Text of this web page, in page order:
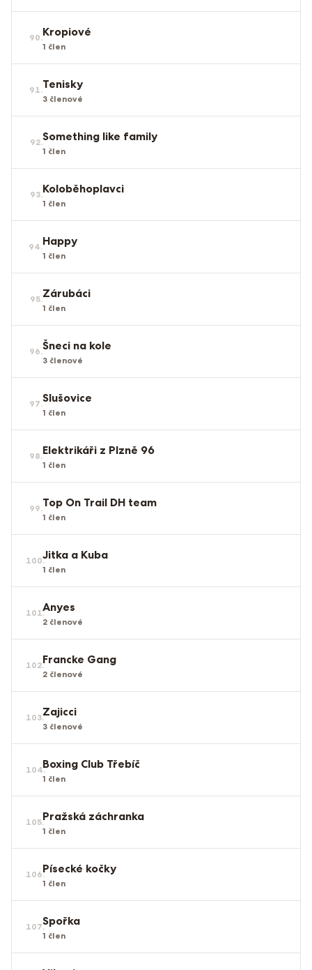
90.Kropiové
1 člen
91.Tenisky
3 členové
92.Something like family
1 člen
93.Koloběhoplavci
1 člen
94.Happy
1 člen
95.Zárubáci
1 člen
96.Šneci na kole
3 členové
97.Slušovice
1 člen
98.Elektrikáři z Plzně 96
1 člen
99.Top On Trail DH team
1 člen
100.Jitka a Kuba
1 člen
101.Anyes
2 členové
102.Francke Gang
2 členové
103.Zajicci
3 členové
104.Boxing Club Třebíč
1 člen
105.Pražská záchranka
1 člen
106.Písecké kočky
1 člen
107.Spořka
1 člen